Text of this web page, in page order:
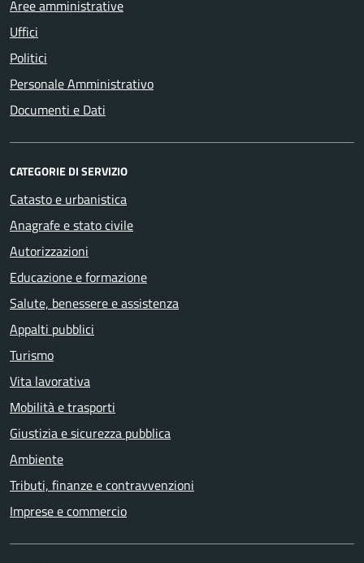
Aree amministrative
Uffici
Politici
Personale Amministrativo
Documenti e Dati
CATEGORIE DI SERVIZIO
Catasto e urbanistica
Anagrafe e stato civile
Autorizzazioni
Educazione e formazione
Salute, benessere e assistenza
Appalti pubblici
Turismo
Vita lavorativa
Mobilità e trasporti
Giustizia e sicurezza pubblica
Ambiente
Tributi, finanze e contravvenzioni
Imprese e commercio